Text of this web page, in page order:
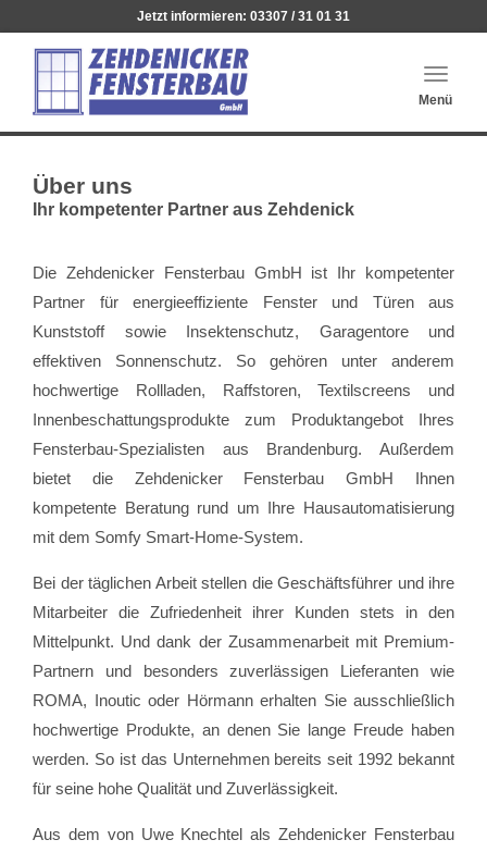
Jetzt informieren: 03307 / 31 01 31
Menü
Über uns
Ihr kompetenter Partner aus Zehdenick
Die Zehdenicker Fensterbau GmbH ist Ihr kompetenter
Partner für energieeffiziente Fenster und Türen aus
Kunststoff sowie Insektenschutz, Garagentore und
effektiven Sonnenschutz. So gehören unter anderem
hochwertige Rollladen, Raffstoren, Textilscreens und
Innenbeschattungsprodukte zum Produktangebot Ihres
Fensterbau-Spezialisten aus Brandenburg. Außerdem
bietet die Zehdenicker Fensterbau GmbH Ihnen
kompetente Beratung rund um Ihre Hausautomatisierung
mit dem Somfy Smart-Home-System.
Bei der täglichen Arbeit stellen die Geschäftsführer und ihre
Mitarbeiter die Zufriedenheit ihrer Kunden stets in den
Mittelpunkt. Und dank der Zusammenarbeit mit Premium-
Partnern und besonders zuverlässigen Lieferanten wie
ROMA, Inoutic oder Hörmann erhalten Sie ausschließlich
hochwertige Produkte, an denen Sie lange Freude haben
werden. So ist das Unternehmen bereits seit 1992 bekannt
für seine hohe Qualität und Zuverlässigkeit.
Aus dem von Uwe Knechtel als Zehdenicker Fensterbau